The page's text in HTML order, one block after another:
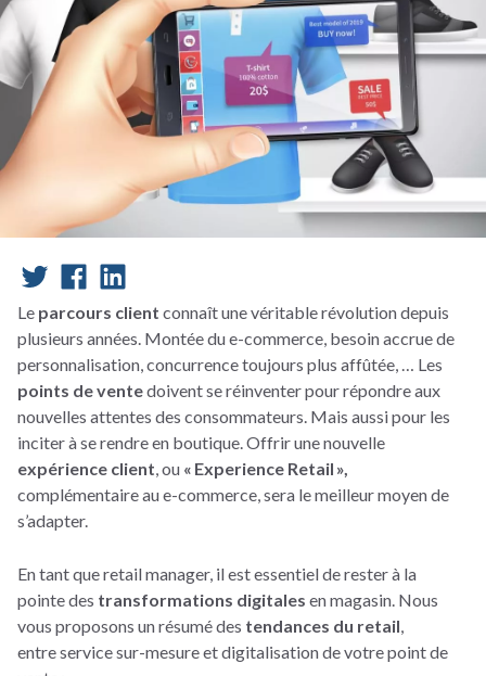
Le parcours client connaît une véritable révolution depuis
plusieurs années. Montée du e-commerce, besoin accrue de
personnalisation, concurrence toujours plus affûtée, … Les
points de ventedoivent se réinventer pour répondre aux
nouvelles attentes des consommateurs. Mais aussi pour les
inciter à se rendre en boutique. Offrir une nouvelle
expérience client , ou « Experience Retail »,
complémentaire au e-commerce, sera le meilleur moyen de
s’adapter.
En tant que retail manager, il est essentiel de rester à la
pointe des transformations digitales en magasin. Nous
vous proposons un résumé des tendances du retail
entre service sur-mesure et digitalisation de votre point de